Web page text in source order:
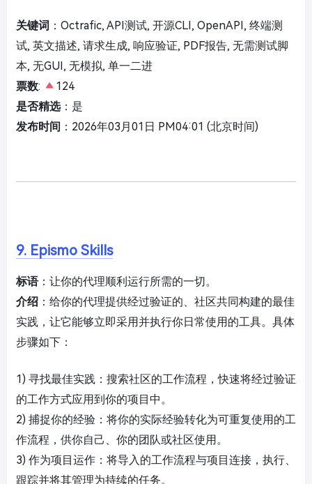
关键词 ：Octrafic, API测试, 开源CLI, OpenAPI, 终端测
试, 英文描述, 请求生成, 响应验证, PDF报告, 无需测试脚
本, 无GUI, 无模拟, 单一二进
票数:
124
是否精选：是
发布时间 ：2026年03月01日 PM04:01 (北京时间)
9. Epismo Skills
标语：让你的代理顺利运行所需的一切。
介绍 ：给你的代理提供经过验证的、社区共同构建的最佳
实践，让它能够立即采用并执行你日常使用的工具。具体
步骤如下：
1) 寻找最佳实践：搜索社区的工作流程，快速将经过验证
的工作方式应用到你的项目中。
2) 捕捉你的经验：将你的实际经验转化为可重复使用的工
作流程，供你自己、你的团队或社区使用。
3) 作为项目运作：将导入的工作流程与项目连接，执行、
跟踪并将其管理为持续的任务。